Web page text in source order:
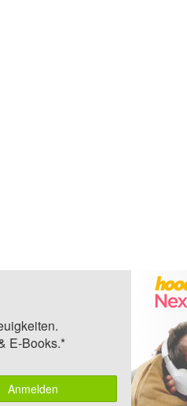
E-Books.*
Anmelden